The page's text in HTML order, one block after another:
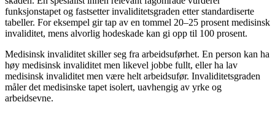
funksjonstapet og fastsetter invaliditetsgraden etter standardiserte
tabeller. For eksempel gir tap av en tommel 20–25 prosent medisinsk
invaliditet, mens alvorlig hodeskade kan gi opp til 100 prosent.
Medisinsk invaliditet skiller seg fra arbeidsuførhet. En person kan ha
høy medisinsk invaliditet men likevel jobbe fullt, eller ha lav
medisinsk invaliditet men være helt arbeidsufør. Invaliditetsgraden
måler det medisinske tapet isolert, uavhengig av yrke og
arbeidsevne.